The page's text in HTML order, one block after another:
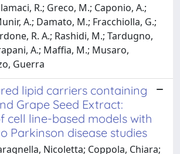
R.; Greco, M.; Caponio, A.;
A.; Damato, M.; Fracchiolla, G.;
R. A.; Rashidi, M.; Tardugno,
A.; Maffia, M.; Musaro,
Guerra
lipid carriers containing
Grape Seed Extract:
cell line-based models with
Parkinson disease studies
Nicoletta; Coppola, Chiara;